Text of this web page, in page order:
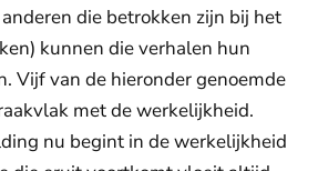
die betrokken zijn bij het
kunnen die verhalen hun
Vijf van de hieronder genoemde
met de werkelijkheid.
nu begint in de werkelijkheid